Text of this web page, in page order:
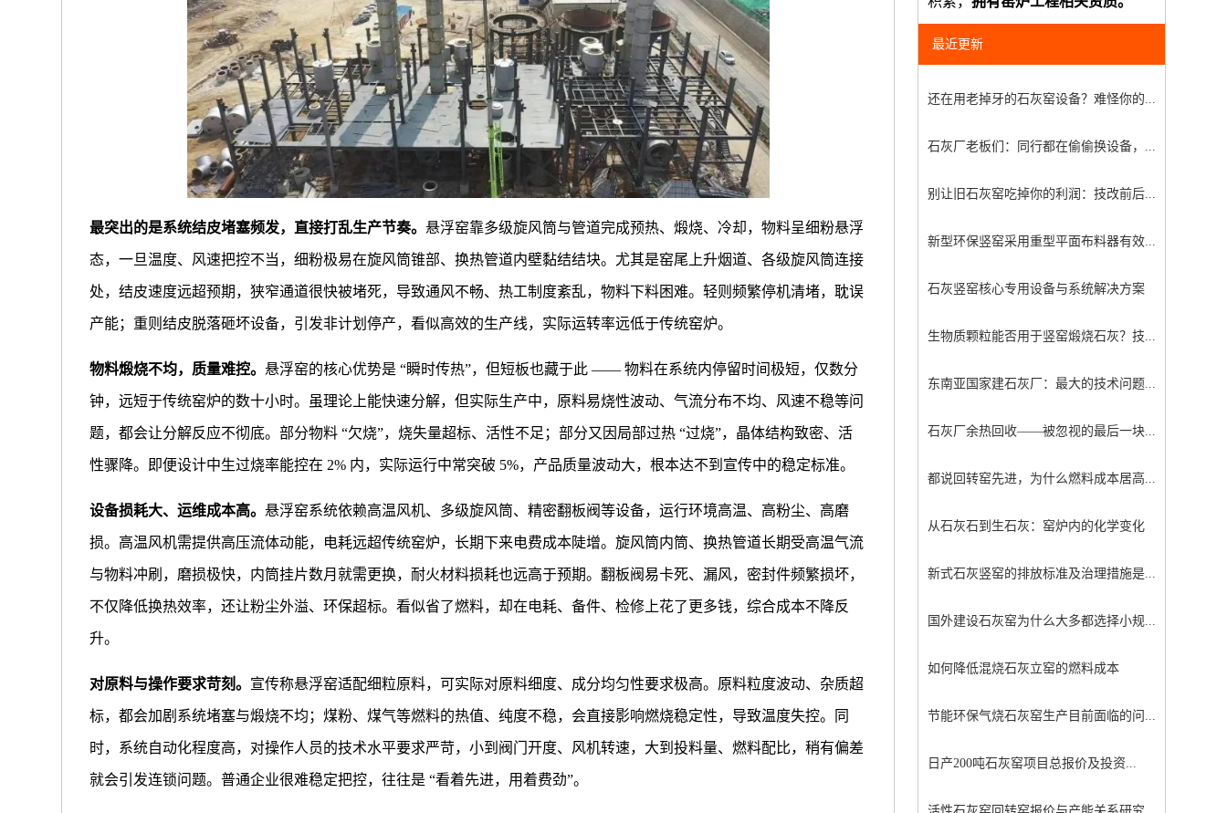
最突出的是系统结皮堵塞频发，直接打乱生产节奏。 悬浮窑靠多级旋风筒与管道完成预热、煅烧、冷却，物料呈细粉悬浮
态，一旦温度、风速把控不当，细粉极易在旋风筒锥部、换热管道内壁黏结结块。尤其是窑尾上升烟道、各级旋风筒连接
处，结皮速度远超预期，狭窄通道很快被堵死，导致通风不畅、热工制度紊乱，物料下料困难。轻则频繁停机清堵，耽误
产能；重则结皮脱落砸坏设备，引发非计划停产，看似高效的生产线，实际运转率远低于传统窑炉。
物料煅烧不均，质量难控。 悬浮窑的核心优势是 “瞬时传热”，但短板也藏于此 —— 物料在系统内停留时间极短，仅数分
钟，远短于传统窑炉的数十小时。虽理论上能快速分解，但实际生产中，原料易烧性波动、气流分布不均、风速不稳等问
题，都会让分解反应不彻底。部分物料 “欠烧”，烧失量超标、活性不足；部分又因局部过热 “过烧”，晶体结构致密、活
性骤降。即便设计中生过烧率能控在 2% 内，实际运行中常突破 5%，产品质量波动大，根本达不到宣传中的稳定标准。
设备损耗大、运维成本高。 悬浮窑系统依赖高温风机、多级旋风筒、精密翻板阀等设备，运行环境高温、高粉尘、高磨
损。高温风机需提供高压流体动能，电耗远超传统窑炉，长期下来电费成本陡增。旋风筒内筒、换热管道长期受高温气流
与物料冲刷，磨损极快，内筒挂片数月就需更换，耐火材料损耗也远高于预期。翻板阀易卡死、漏风，密封件频繁损坏，
不仅降低换热效率，还让粉尘外溢、环保超标。看似省了燃料，却在电耗、备件、检修上花了更多钱，综合成本不降反
升。
对原料与操作要求苛刻。 宣传称悬浮窑适配细粒原料，可实际对原料细度、成分均匀性要求极高。原料粒度波动、杂质超
标，都会加剧系统堵塞与煅烧不均；煤粉、煤气等燃料的热值、纯度不稳，会直接影响燃烧稳定性，导致温度失控。同
时，系统自动化程度高，对操作人员的技术水平要求严苛，小到阀门开度、风机转速，大到投料量、燃料配比，稍有偏差
就会引发连锁问题。普通企业很难稳定把控，往往是 “看着先进，用着费劲”。
最近更新
还在用老掉牙的石灰窑设备？难怪你的...
石灰厂老板们：同行都在偷偷换设备，...
别让旧石灰窑吃掉你的利润：技改前后...
新型环保竖窑采用重型平面布料器有效...
石灰竖窑核心专用设备与系统解决方案
生物质颗粒能否用于竖窑煅烧石灰？技...
东南亚国家建石灰厂：最大的技术问题...
石灰厂余热回收——被忽视的最后一块...
都说回转窑先进，为什么燃料成本居高...
从石灰石到生石灰：窑炉内的化学变化
新式石灰竖窑的排放标准及治理措施是...
国外建设石灰窑为什么大多都选择小规...
如何降低混烧石灰立窑的燃料成本
节能环保气烧石灰窑生产目前面临的问...
日产200吨石灰窑项目总报价及投资...